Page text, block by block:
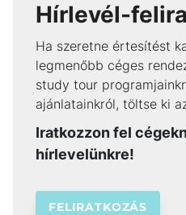
Hírlevél-
Ha szeretne értesítést
legmenőbb céges
study tour
ajánlatainkról, töltse ki
Iratkozzon fel
hírlevelünkre!
FELIRATKOZÁS